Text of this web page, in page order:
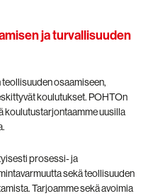
ja turvallisuuden
osaamiseen,
koulutukset. POHTOn
koulutustarjontaamme uusilla
prosessi- ja
sekä teollisuuden
Tarjoamme sekä avoimia